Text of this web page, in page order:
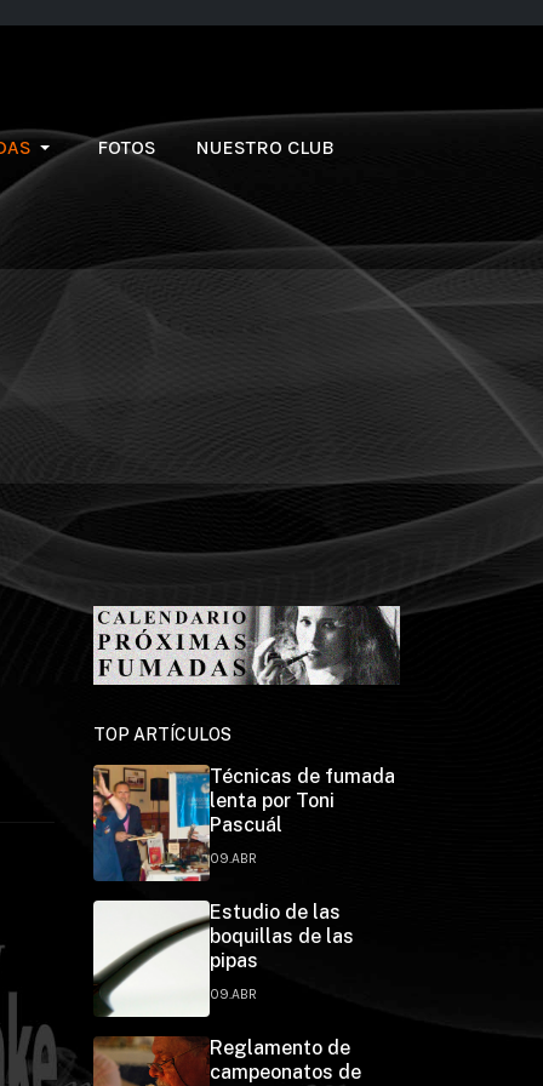
FOTOS NUESTRO CLUB
TOP ARTÍCULOS
Técnicas de fumada
lenta por Toni
Pascuál
09.ABR
Estudio de las
boquillas de las
pipas
09.ABR
Reglamento de
campeonatos de